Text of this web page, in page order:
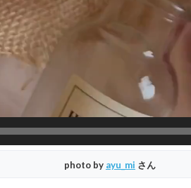
photo by ayu_mi さん